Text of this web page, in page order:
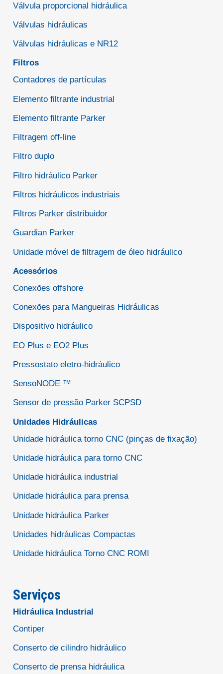
Válvula proporcional hidráulica
Válvulas hidráulicas
Válvulas hidráulicas e NR12
Filtros
Contadores de partículas
Elemento filtrante industrial
Elemento filtrante Parker
Filtragem off-line
Filtro duplo
Filtro hidráulico Parker
Filtros hidráulicos industriais
Filtros Parker distribuidor
Guardian Parker
Unidade móvel de filtragem de óleo hidráulico
Acessórios
Conexões offshore
Conexões para Mangueiras Hidráulicas
Dispositivo hidráulico
EO Plus e EO2 Plus
Pressostato eletro-hidráulico
SensoNODE ™
Sensor de pressão Parker SCPSD
Unidades Hidráulicas
Unidade hidráulica torno CNC (pinças de fixação)
Unidade hidráulica para torno CNC
Unidade hidráulica industrial
Unidade hidráulica para prensa
Unidade hidráulica Parker
Unidades hidráulicas Compactas
Unidade hidráulica Torno CNC ROMI
Serviços
Hidráulica Industrial
Contiper
Conserto de cilindro hidráulico
Conserto de prensa hidráulica